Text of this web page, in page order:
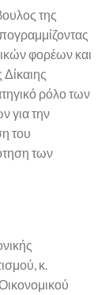
της
φορέων και
Δίκαιης
ρόλο των
για την
του
των
κ.